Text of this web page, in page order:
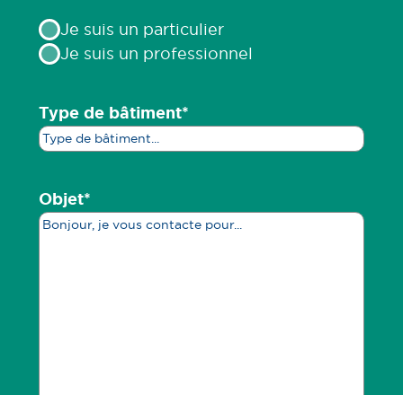
TypeJe suis un particulier
Je suis un professionnel
Type de bâtiment*
Objet*